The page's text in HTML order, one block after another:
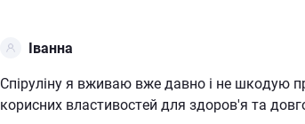
Іванна
Спіруліну я вживаю вже давно і не шкодую
корисних властивостей для здоров'я та